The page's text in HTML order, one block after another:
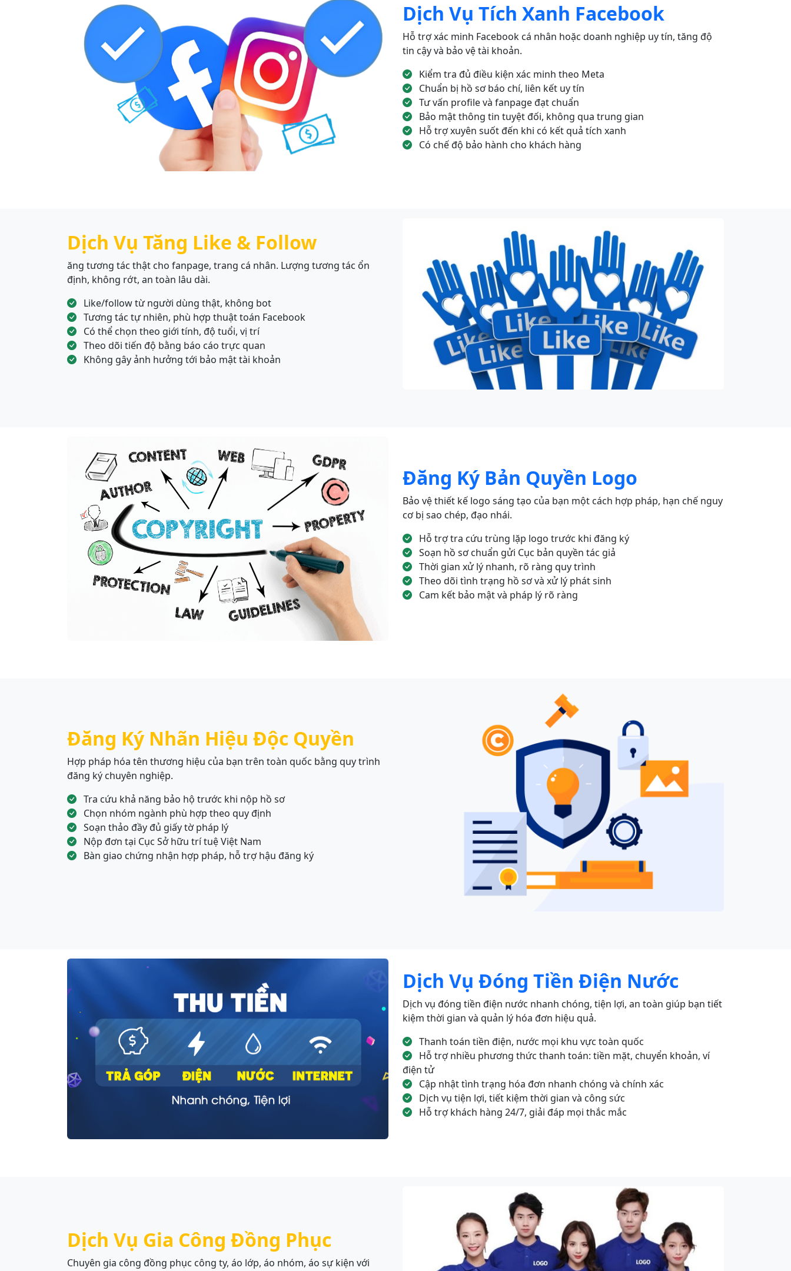
Dịch Vụ Tích Xanh Facebook
Hỗ trợ xác minh Facebook cá nhân hoặc doanh nghiệp uy tín, tăng độ
tin cậy và bảo vệ tài khoản.
Kiểm tra đủ điều kiện xác minh theo Meta
Chuẩn bị hồ sơ báo chí, liên kết uy tín
Tư vấn profile và fanpage đạt chuẩn
Bảo mật thông tin tuyệt đối, không qua trung gian
Hỗ trợ xuyên suốt đến khi có kết quả tích xanh
Có chế độ bảo hành cho khách hàng
Dịch Vụ Tăng Like & Follow
ăng tương tác thật cho fanpage, trang cá nhân. Lượng tương tác ổn
định, không rớt, an toàn lâu dài.
Like/follow từ người dùng thật, không bot
Tương tác tự nhiên, phù hợp thuật toán Facebook
Có thể chọn theo giới tính, độ tuổi, vị trí
Theo dõi tiến độ bằng báo cáo trực quan
Không gây ảnh hưởng tới bảo mật tài khoản
Đăng Ký Bản Quyền Logo
Bảo vệ thiết kế logo sáng tạo của bạn một cách hợp pháp, hạn chế nguy
cơ bị sao chép, đạo nhái.
Hỗ trợ tra cứu trùng lặp logo trước khi đăng ký
Soạn hồ sơ chuẩn gửi Cục bản quyền tác giả
Thời gian xử lý nhanh, rõ ràng quy trình
Theo dõi tình trạng hồ sơ và xử lý phát sinh
Cam kết bảo mật và pháp lý rõ ràng
Đăng Ký Nhãn Hiệu Độc Quyền
Hợp pháp hóa tên thương hiệu của bạn trên toàn quốc bằng quy trình
đăng ký chuyên nghiệp.
Tra cứu khả năng bảo hộ trước khi nộp hồ sơ
Chọn nhóm ngành phù hợp theo quy định
Soạn thảo đầy đủ giấy tờ pháp lý
Nộp đơn tại Cục Sở hữu trí tuệ Việt Nam
Bàn giao chứng nhận hợp pháp, hỗ trợ hậu đăng ký
Dịch Vụ Đóng Tiền Điện Nước
Dịch vụ đóng tiền điện nước nhanh chóng, tiện lợi, an toàn giúp bạn tiết
kiệm thời gian và quản lý hóa đơn hiệu quả.
Thanh toán tiền điện, nước mọi khu vực toàn quốc
Hỗ trợ nhiều phương thức thanh toán: tiền mặt, chuyển khoản, ví
điện tử
Cập nhật tình trạng hóa đơn nhanh chóng và chính xác
Dịch vụ tiện lợi, tiết kiệm thời gian và công sức
Hỗ trợ khách hàng 24/7, giải đáp mọi thắc mắc
Dịch Vụ Gia Công Đồng Phục
Chuyên gia công đồng phục công ty, áo lớp, áo nhóm, áo sự kiện với